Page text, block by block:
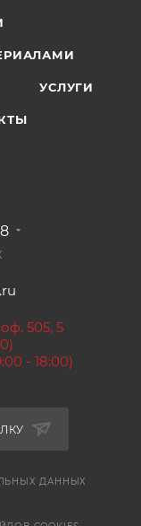
УСЛУГИ
505, 5
- 18:00)
ДАННЫХ